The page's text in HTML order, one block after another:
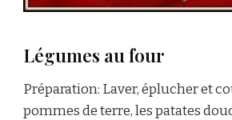
Légumes au four
Préparation: Laver, éplucher et
pommes de terre, les patates